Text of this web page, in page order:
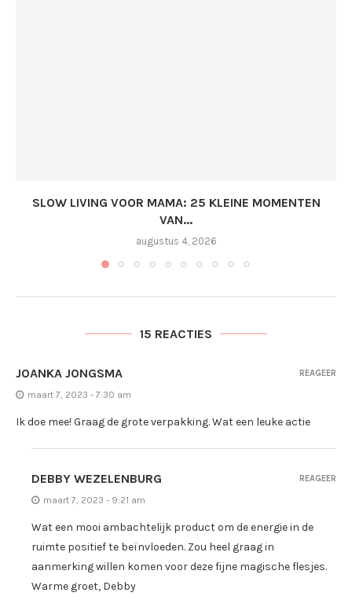
SLOW LIVING VOOR MAMA: 25 KLEINE MOMENTEN
VAN...
augustus 4, 2026
15 REACTIES
JOANKA JONGSMA
maart 7, 2023 - 7:30 am
Ik doe mee! Graag de grote verpakking. Wat een leuke actie
REAGEER
DEBBY WEZELENBURG
maart 7, 2023 - 9:21 am
Wat een mooi ambachtelijk product om de energie in de
ruimte positief te beïnvloeden. Zou heel graag in
aanmerking willen komen voor deze fijne magische flesjes.
Warme groet, Debby
REAGEER